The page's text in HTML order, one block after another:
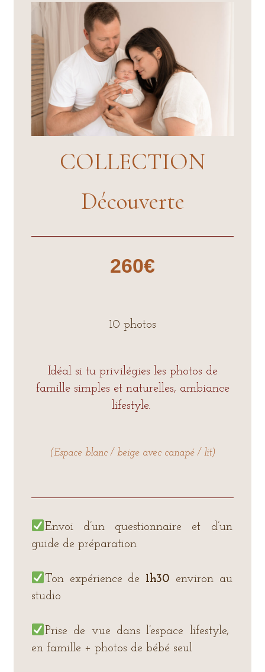
COLLECTION
Découverte
260€
10 photos
Idéal si tu privilégies les photos de
famille simples et naturelles, ambiance
lifestyle.
(Espace blanc / beige avec canapé / lit)
Envoi d’un questionnaire et d’un
guide de préparation
Ton expérience de 1h30 environ au
studio
Prise de vue dans l’espace lifestyle,
en famille + photos de bébé seul